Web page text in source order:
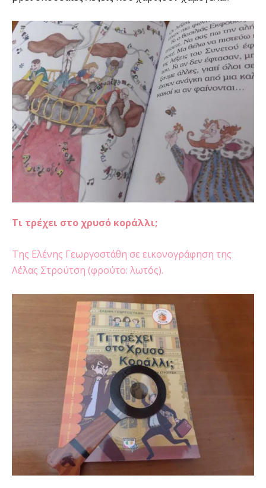
Τι τρέχει στο χρυσό κοράλλι;
Της Ελένης Γεωργοστάθη σε εικονογράφηση της
Λέλας Στρούτση (φρούτο: λωτός).